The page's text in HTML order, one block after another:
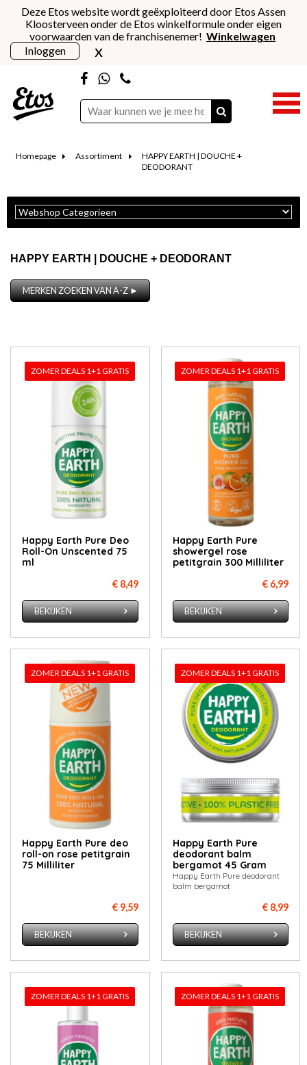
Deze Etos website wordt geëxploiteerd door Etos Assen
Kloosterveen onder de Etos winkelformule onder eigen
voorwaarden van de franchisenemer! Winkelwagen
Inloggen
x
Homepage Assortiment
HAPPY EARTH | DOUCHE +
DEODORANT
HAPPY EARTH | DOUCHE + DEODORANT
MERKEN ZOEKEN VAN A-Z ►
ZOMER DEALS 1+1 GRATIS
Happy Earth Pure Deo
Roll-On Unscented 75
ml
€ 8,49
BEKIJKEN
ZOMER DEALS 1+1 GRATIS
Happy Earth Pure
showergel rose
petitgrain 300 Milliliter
€ 6,99
BEKIJKEN
ZOMER DEALS 1+1 GRATIS
Happy Earth Pure deo
roll-on rose petitgrain
75 Milliliter
€ 9,59
BEKIJKEN
ZOMER DEALS 1+1 GRATIS
Happy Earth Pure
deodorant balm
bergamot 45 Gram
Happy Earth Pure deodorant
balm bergamot
€ 8,99
BEKIJKEN
ZOMER DEALS 1+1 GRATIS ZOMER DEALS 1+1 GRATIS